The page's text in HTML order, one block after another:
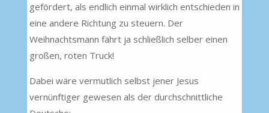
gefördert, als endlich einmal wirklich entschieden in
eine andere Richtung zu steuern. Der
Weihnachtsmann fährt ja schließlich selber einen
großen, roten Truck!
Dabei wäre vermutlich selbst jener Jesus
vernünftiger gewesen als der durchschnittliche